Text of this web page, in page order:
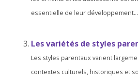
essentielle de leur développement...
Les variétés de styles
Les styles parentaux varient
contextes culturels, historiques et